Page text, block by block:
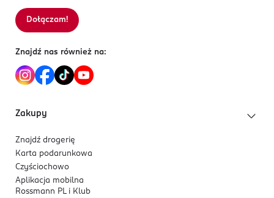
Rokicińska 211
92-620
biuro@zenner.pl
426791801
PL-Polska
5 900939 417526
Sortowanie wg
Dołączam!
Znajdź nas również na:
Zakupy
Znajdź drogerię
Karta podarunkowa
Czyściochowo
Aplikacja mobilna
Rossmann PL i Klub